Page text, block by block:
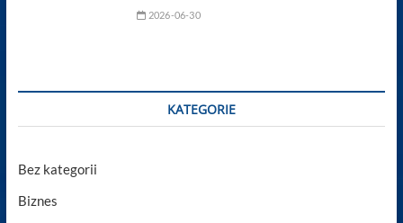
2026-06-30
KATEGORIE
Bez kategorii
Biznes